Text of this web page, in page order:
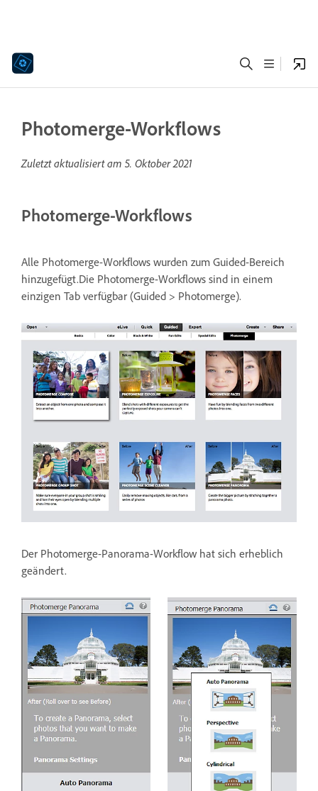
Photomerge-Workflows
Zuletzt aktualisiert am 5. Oktober 2021
Photomerge-Workflows
Alle Photomerge-Workflows wurden zum Guided-Bereich
hinzugefügt.Die Photomerge-Workflows sind in einem
einzigen Tab verfügbar (Guided > Photomerge).
Der Photomerge-Panorama-Workflow hat sich erheblich
geändert.